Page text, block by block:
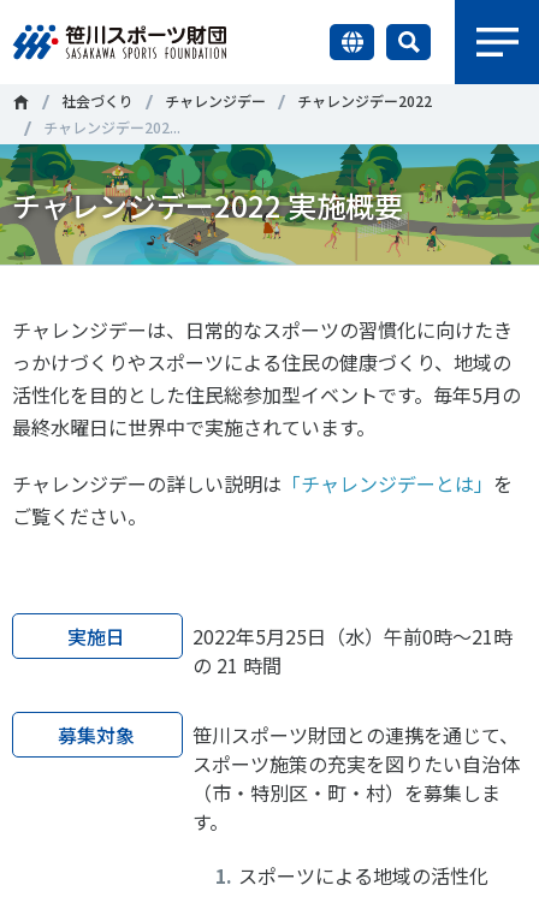
財団情報
研究員紹介
調査・研究
社会づくり
国際情報
＃誰が子どものスポーツをささえるのか ＃部活動
＃アクティブなまちづくり ＃日本人の身体活動と健康寿命
＃障害者スポーツ ＃スポーツ基本計画 ＃競技人口
＃高齢者スポーツ ＃差別とダイバーシティ
調査・研究
政策提言
子どものスポーツ
スポーツによるまちづくり
スポーツ・ガバナンス
スポーツボランティア
社会づくり チャレンジデー
チャレンジデー2022
チャレンジデー202...
チャレンジデー2022 実施概要
チャレンジデーは、日常的なスポーツの習慣化に向けたき
っかけづくりやスポーツによる住民の健康づくり、地域の
活性化を目的とした住民総参加型イベントです。毎年5月の
最終水曜日に世界中で実施されています。
チャレンジデーの詳しい説明は 「チャレンジデーとは」 を
ご覧ください。
実施日
2022年5月25日（水）午前0時～21時
の 21 時間
募集対象
笹川スポーツ財団との連携を通じて、
スポーツ施策の充実を図りたい自治体
（市・特別区・町・村）を募集しま
す。
スポーツによる地域の活性化